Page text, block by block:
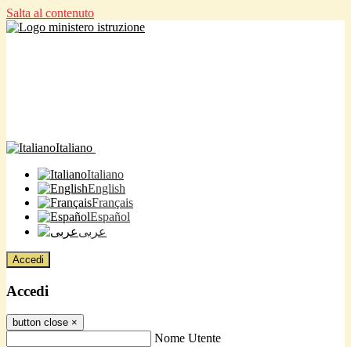
Salta al contenuto
Italiano
Italiano
English
Français
Español
عربى
Accedi
Accedi
button close ×
Nome Utente